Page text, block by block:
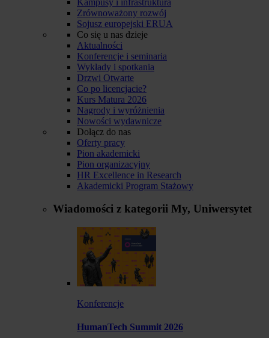
Zrównoważony rozwój
Sojusz europejski ERUA
Co się u nas dzieje
Aktualności
Konferencje i seminaria
Wykłady i spotkania
Drzwi Otwarte
Co po licencjacie?
Kurs Matura 2026
Nagrody i wyróżnienia
Nowości wydawnicze
Dołącz do nas
Oferty pracy
Pion akademicki
Pion organizacyjny
HR Excellence in Research
Akademicki Program Stażowy
Wiadomości z kategorii My, Uniwersytet
Konferencje
HumanTech Summit 2026